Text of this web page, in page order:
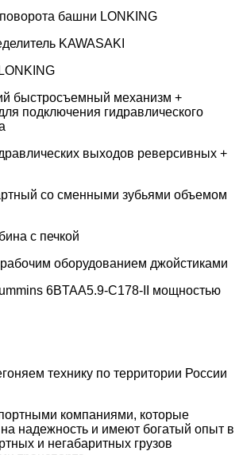
башни LONKING
KAWASAKI
быстросъемный механизм +
подключения гидравлического
выходов реверсивных +
со сменными зубьями объемом
с печкой
оборудованием джойстиками
6BTAA5.9-C178-II мощностью
технику по территории России
компаниями, которые
надежность и имеют богатый опыт в
и негабаритных грузов